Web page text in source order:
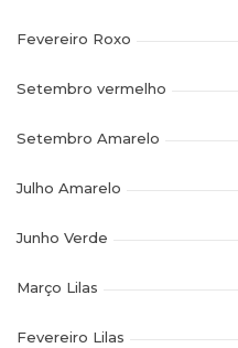
Fevereiro Roxo
Setembro vermelho
Setembro Amarelo
Julho Amarelo
Junho Verde
Março Lilas
Fevereiro Lilas